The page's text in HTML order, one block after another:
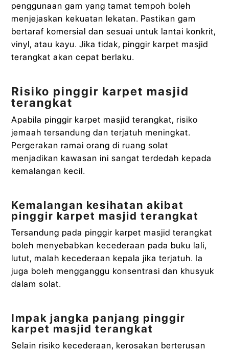
penggunaan gam yang tamat tempoh boleh
menjejaskan kekuatan lekatan. Pastikan gam
bertaraf komersial dan sesuai untuk lantai konkrit,
vinyl, atau kayu. Jika tidak, pinggir karpet masjid
terangkat akan cepat berlaku.
Risiko pinggir karpet masjid
terangkat
Apabila pinggir karpet masjid terangkat, risiko
jemaah tersandung dan terjatuh meningkat.
Pergerakan ramai orang di ruang solat
menjadikan kawasan ini sangat terdedah kepada
kemalangan kecil.
Kemalangan kesihatan akibat
pinggir karpet masjid terangkat
Tersandung pada pinggir karpet masjid terangkat
boleh menyebabkan kecederaan pada buku lali,
lutut, malah kecederaan kepala jika terjatuh. Ia
juga boleh mengganggu konsentrasi dan khusyuk
dalam solat.
Impak jangka panjang pinggir
karpet masjid terangkat
Selain risiko kecederaan, kerosakan berterusan